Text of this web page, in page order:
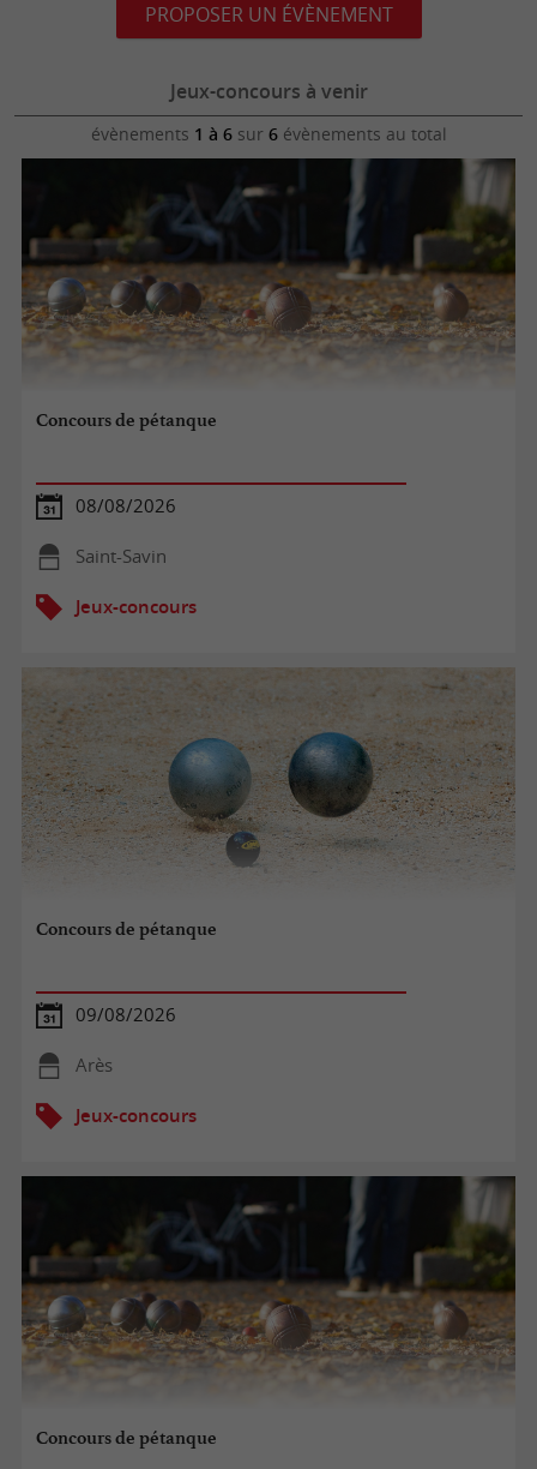
PROPOSER UN ÉVÈNEMENT
Jeux-concours à venir
évènements 1 à 6sur 6évènements au total
Concours de pétanque
08/08/2026
Saint-Savin
Jeux-concours
Concours de pétanque
09/08/2026
Arès
Jeux-concours
Concours de pétanque